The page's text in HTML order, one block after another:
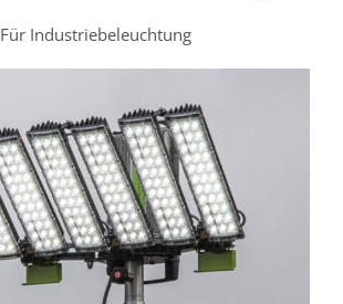
Für Industriebeleuchtung